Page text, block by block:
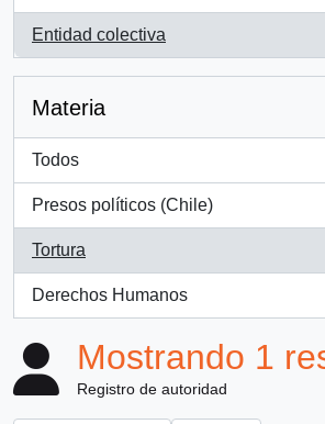
Entidad colectiva
, 1 resultados
Materia
Todos
Presos políticos (Chile)
, 1 resultados
Tortura
, 1 resultados
Derechos Humanos
, 1 resultados
Mostrando 1
Registro de autoridad